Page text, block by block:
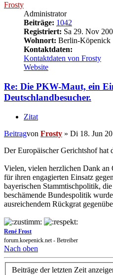
Frosty
Administrator
Beiträge: 1042
Registriert: Sa 29. Nov
Wohnort: Berlin-Köpenick
Kontaktdaten:
Kontaktdaten von Frosty
Website
Re: Die PKW-Maut, ein
Deutschlandbesucher.
Zitat
Beitragvon Frosty » Di 18. Jun
Der Europäischer Gerichtshof hat
Vielen, vielen herzlichen Dank an
für ihren engagierten Einsatz
bayerischen Stammtischpolitik,
beschämende Bundespolitik
ausreichendem Rückgrat
René Frost
forum.koepenick.net - Betreiber
Nach oben
Beiträge der letzten Zeit